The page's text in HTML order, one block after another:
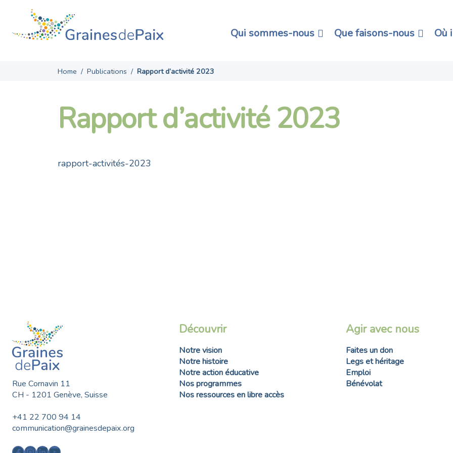
content
Qui sommes-nous Que faisons-nous Où
Home / Publications / Rapport d’activité 2023
Rapport d’activité 2023
rapport-activités-2023
Rue Cornavin 11
CH - 1201 Genève, Suisse
+41 22 700 94 14
communication@grainesdepaix.org
Découvrir
Notre vision
Notre histoire
Notre action éducative
Nos programmes
Nos ressources en libre accès
Agir avec nous
Faites un don
Legs et héritage
Emploi
Bénévolat